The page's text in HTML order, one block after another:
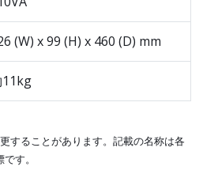
(W) x 99 (H) x 460 (D) mm
することがあります。記載の名称は各
す。